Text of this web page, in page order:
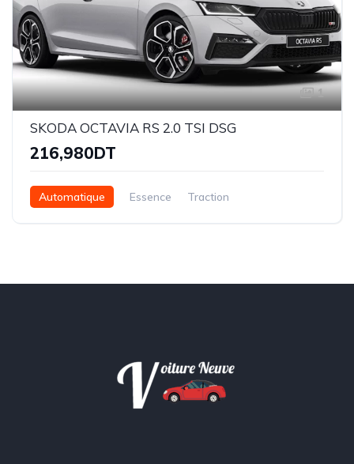
1
SKODA OCTAVIA RS 2.0 TSI DSG
216,980DT
Automatique Essence Traction